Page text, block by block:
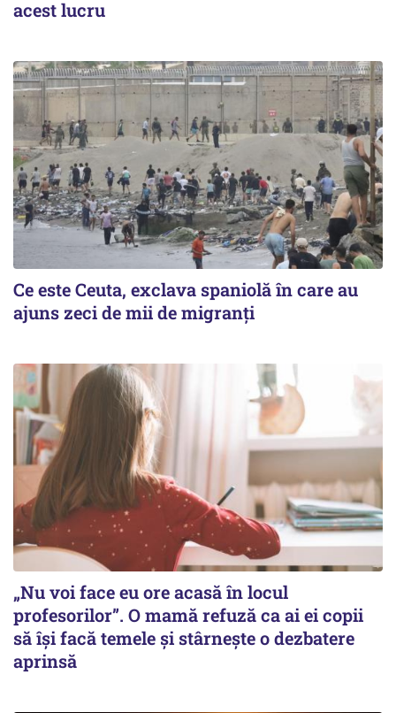
acest lucru
Ce este Ceuta, exclava spaniolă în care au
ajuns zeci de mii de migranți
„Nu voi face eu ore acasă în locul
profesorilor”. O mamă refuză ca ai ei copii
să își facă temele și stârnește o dezbatere
aprinsă